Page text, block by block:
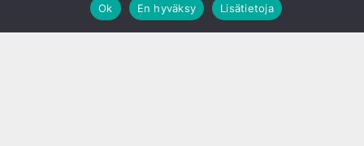
Ok
En hyväksy Lisätietoja